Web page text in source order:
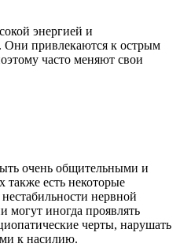
энергией и
Они привлекаются к острым
часто меняют свои
очень общительными и
есть некоторые
нервной
могут иногда проявлять
черты, нарушать
к насилию.